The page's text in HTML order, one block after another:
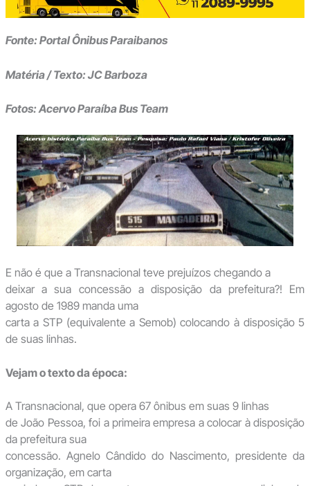
Fonte: Portal Ônibus Paraibanos
Matéria / Texto: JC Barboza
Fotos: Acervo Paraíba Bus Team
E não é que a Transnacional teve prejuízos chegando a
deixar a sua concessão a disposição da prefeitura?! Em
agosto de 1989 manda uma
carta a STP (equivalente a Semob) colocando à disposição 5
de suas linhas.
Vejam o texto da época:
A Transnacional, que opera 67 ônibus em suas 9 linhas
de João Pessoa, foi a primeira empresa a colocar à disposição
da prefeitura sua
concessão. Agnelo Cândido do Nascimento, presidente da
organização, em carta